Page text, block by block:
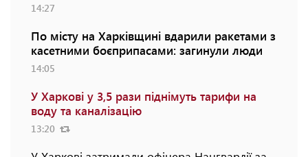
14:27
По місту на Харківщині вдарили ракетами з
касетними боєприпасами: загинули люди
14:05
У Харкові у 3,5 рази піднімуть тарифи на
воду та каналізацію
13:20